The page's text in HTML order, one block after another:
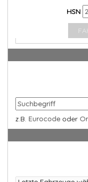
HSN
z.B. Eurocode oder